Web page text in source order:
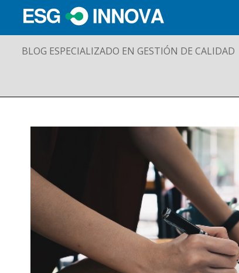
BLOG ESPECIALIZADO EN GESTIÓN DE CALIDAD